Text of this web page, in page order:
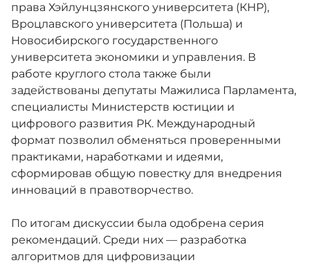
права Хэйлунцзянского университета (КНР),
Вроцлавского университета (Польша) и
Новосибирского государственного
университета экономики и управления. В
работе круглого стола также были
задействованы депутаты Мажилиса Парламента,
специалисты Министерств юстиции и
цифрового развития РК. Международный
формат позволил обменяться проверенными
практиками, наработками и идеями,
сформировав общую повестку для внедрения
инноваций в правотворчество.
По итогам дискуссии была одобрена серия
рекомендаций. Среди них — разработка
алгоритмов для цифровизации